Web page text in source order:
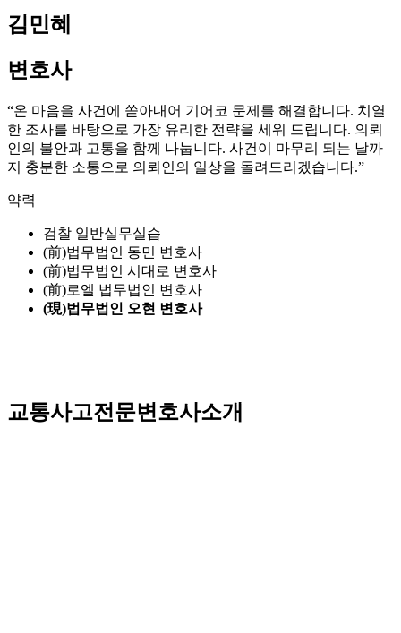
김민혜
변호사
“온 마음을 사건에 쏟아내어 기어코 문제를 해결합니다. 치열
한 조사를 바탕으로 가장 유리한 전략을 세워 드립니다. 의뢰
인의 불안과 고통을 함께 나눕니다. 사건이 마무리 되는 날까
지 충분한 소통으로 의뢰인의 일상을 돌려드리겠습니다.”
약력
검찰 일반실무실습
(前)법무법인 동민 변호사
(前)법무법인 시대로 변호사
(前)로엘 법무법인 변호사
(現)법무법인 오현 변호사
교통사고전문변호사소개